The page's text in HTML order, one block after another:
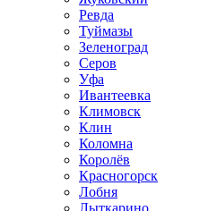
Ревда
Туймазы
Зеленоград
Серов
Уфа
Ивантеевка
Климовск
Клин
Коломна
Королёв
Красногорск
Лобня
Лыткарино